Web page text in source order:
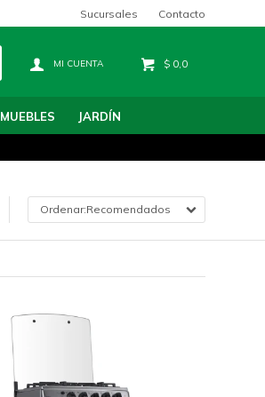
MUEBLES JARDÍN
$ 0,0
Sucursales Contacto
Recomendados